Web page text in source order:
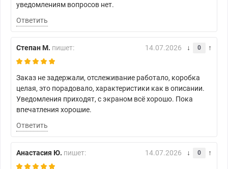
уведомлениям вопросов нет.
Ответить
Степан М. пишет: 14.07.2026 0
Заказ не задержали, отслеживание работало, коробка
целая, это порадовало, характеристики как в описании.
Уведомления приходят, с экраном всё хорошо. Пока
впечатления хорошие.
Ответить
Анастасия Ю. пишет: 14.07.2026 0